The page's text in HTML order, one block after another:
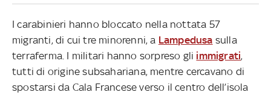
I carabinieri hanno bloccato nella nottata 57
migranti, di cui tre minorenni, a Lampedusa sulla
terraferma. I militari hanno sorpreso gli immigrati,
tutti di origine subsahariana, mentre cercavano di
spostarsi da Cala Francese verso il centro dell’isola